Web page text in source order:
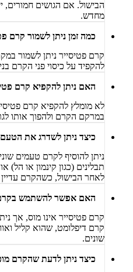
הבישול. אם הגושים חמורים,
מחדש.
כמה זמן ניתן לשמור קרם
להקפיד על כיסוי פני הקרם
האם ניתן להקפיא קרם
לא מומלץ להקפיא קרם
במרקם הקרם ולהפוך אותו
כיצד ניתן לשדרג את
ניתן להוסיף לקרם טעמים
תבלינים (כגון קינמון או הל)
לאחר הבישול, כשהקרם
האם אפשר להשתמש בקרם
קרם פטיסייר אינו מוס, אך
קרם דיפלומט, שהוא קליל
שונים.
כיצד ניתן לדעת שהקרם